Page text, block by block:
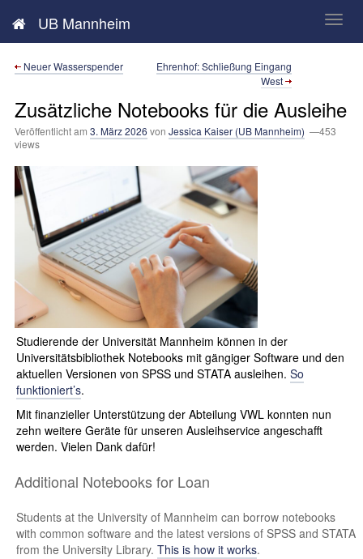
UB Mannheim
Neues aus der UB Mannheim
Neuer Wasserspender
Ehrenhof: Schließung Eingang
West
Zusätzliche Notebooks für die Ausleihe
Veröffentlicht am 3. März 2026 von Jessica Kaiser (UB Mannheim) —453
views
Studierende der Universität Mannheim können in der
Universitätsbibliothek Notebooks mit gängiger Software und den
aktuellen Versionen von SPSS und STATA ausleihen. So
funktioniert’s.
Mit finanzieller Unterstützung der Abteilung VWL konnten nun
zehn weitere Geräte für unseren Ausleihservice angeschafft
werden. Vielen Dank dafür!
Additional Notebooks for Loan
Students at the University of Mannheim can borrow notebooks
with common software and the latest versions of SPSS and STATA
from the University Library. This is how it works.